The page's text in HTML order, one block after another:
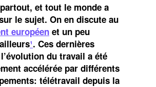
partout, et tout le monde a
le sujet. On en discute au
européen et un peu
¹. Ces dernières
du travail a été
accélérée par différents
télétravail depuis la